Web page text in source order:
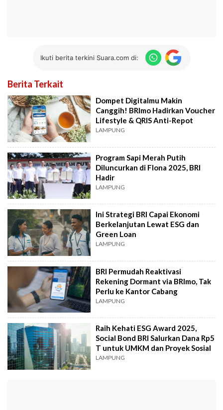
Ikuti berita terkini Suara.com di:
Berita Terkait
Dompet Digitalmu Makin
Canggih! BRImo Hadirkan Voucher
Lifestyle & QRIS Anti-Repot
LAMPUNG
Program Sapi Merah Putih
Diluncurkan di Flona 2025, BRI
Hadir
LAMPUNG
Ini Strategi BRI Capai Ekonomi
Berkelanjutan Lewat ESG dan
Green Loan
LAMPUNG
BRI Permudah Reaktivasi
Rekening Dormant via BRImo, Tak
Perlu ke Kantor Cabang
LAMPUNG
Raih Kehati ESG Award 2025,
Social Bond BRI Salurkan Dana Rp5
T untuk UMKM dan Proyek Sosial
LAMPUNG